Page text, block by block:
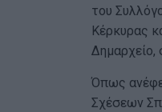
του
Κέρκυρας
Δημαρχείο,
Όπως
Σχέσεων